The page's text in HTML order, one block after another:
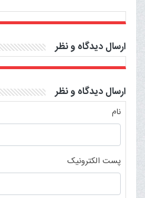
ارسال دیدگاه و نظر
ارسال دیدگاه و نظر
نام
پست الکترونیک